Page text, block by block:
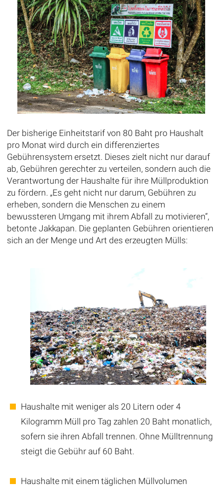
Der bisherige Einheitstarif von 80 Baht pro Haushalt
pro Monat wird durch ein differenziertes
Gebührensystem ersetzt. Dieses zielt nicht nur darauf
ab, Gebühren gerechter zu verteilen, sondern auch die
Verantwortung der Haushalte für ihre Müllproduktion
zu fördern. „Es geht nicht nur darum, Gebühren zu
erheben, sondern die Menschen zu einem
bewussteren Umgang mit ihrem Abfall zu motivieren“,
betonte Jakkapan. Die geplanten Gebühren orientieren
sich an der Menge und Art des erzeugten Mülls:
Haushalte mit weniger als 20 Litern oder 4
Kilogramm Müll pro Tag zahlen 20 Baht monatlich,
sofern sie ihren Abfall trennen. Ohne Mülltrennung
steigt die Gebühr auf 60 Baht.
Haushalte mit einem täglichen Müllvolumen